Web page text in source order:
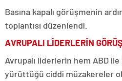
Basına kapalı görüşmenin
toplantısı düzenlendi.
AVRUPALI LİDERLERİN
Avrupalı liderlerin hem ABD
yürüttüğü ciddi müzakereler